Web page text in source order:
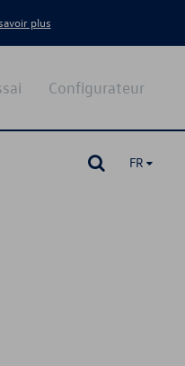
plus
Configurateur
FR